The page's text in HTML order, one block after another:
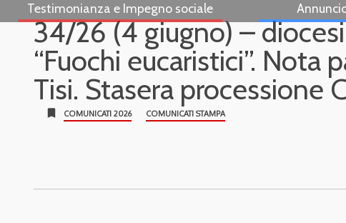
Testimonianza e Impegno sociale
34/26 (4 giugno) –
“Fuochi eucaristici”. Nota
Tisi. Stasera processione
bookmark COMUNICATI 2026 COMUNICATI STAMPA